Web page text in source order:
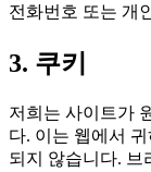
전화번호 또는 개
3. 쿠키
저희는 사이트가
다. 이는 웹에서
되지 않습니다. 브